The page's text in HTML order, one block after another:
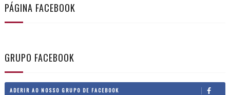
PÁGINA FACEBOOK
GRUPO FACEBOOK
ADERIR AO NOSSO GRUPO DE FACEBOOK